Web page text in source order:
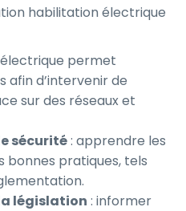
habilitation électrique
permet
afin d’intervenir de
sur des réseaux et
sécurité: apprendre les
bonnes pratiques, tels
législation : informer